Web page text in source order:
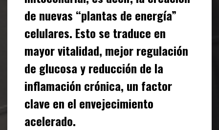
de nuevas “plantas de energía”
celulares. Esto se traduce en
mayor vitalidad, mejor regulación
de glucosa y reducción de la
inflamación crónica, un factor
clave en el envejecimiento
acelerado.